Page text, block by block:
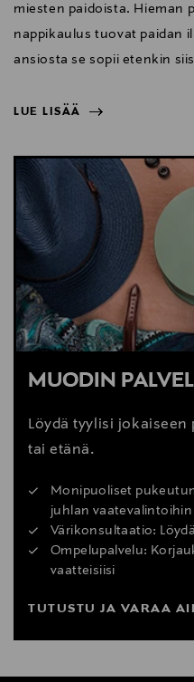
miesten paidoista. Hieman
nappikaulus tuovat paidan
ansiosta se sopii etenkin
LUE LISÄÄ
LUE LISÄÄ
MUODIN
Löydä tyylisi jokaiseen
tai etänä.
Monipuoliset
juhlan vaatevalintoihin
Värikonsultaatio:
Ompelupalvelu:
vaatteisiisi
TUTUSTU JA VARAA